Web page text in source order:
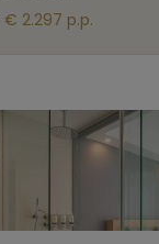
2.297 p.p.